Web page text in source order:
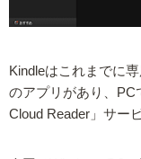
Kindleはこれまでに
のアプリがあり、PC
Cloud Reader」サー